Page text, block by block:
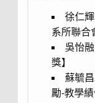
徐仁
系所聯合
吳怡
獎】
蘇毓
勵-教學績